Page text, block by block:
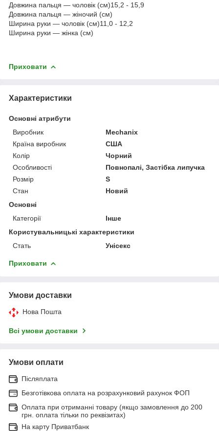
Довжина пальця — чоловік (см)15,2 - 15,9
Довжина пальця — жіночий (см)
Ширина руки — чоловік (см)11,0 - 12,2
Ширина руки — жінка (см)
Приховати
Характеристики
Основні атрибути
Виробник
Mechanix
Країна виробник
США
Колір
Чорний
Особливості
Повнопалі, Застібка липучка
Розмір
S
Стан
Новий
Основні
Категорії
Інше
Користувальницькі характеристики
Стать
Унісекс
Приховати
Умови доставки
Нова Пошта
Всі умови доставки
Умови оплати
Післяплата
Безготівкова оплата на розрахунковий рахунок ФОП
Оплата при отриманні товару (якщо замовлення до 200
грн. оплата тільки по реквізитах)
На карту Приватбанк